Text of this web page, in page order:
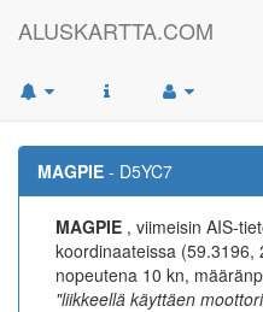
ALUSKARTTA.COM
MAGPIE - D5YC7
MAGPIE , viimeisin AIS-
koordinaateissa (59.3196,
nopeutena 10 kn,
"liikkeellä käyttäen